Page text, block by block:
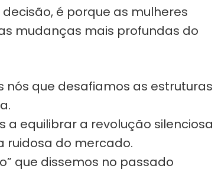
é porque as mulheres
mudanças mais profundas do
nós que desafiamos as estruturas
a equilibrar a revolução silenciosa
ruidosa do mercado.
que dissemos no passado